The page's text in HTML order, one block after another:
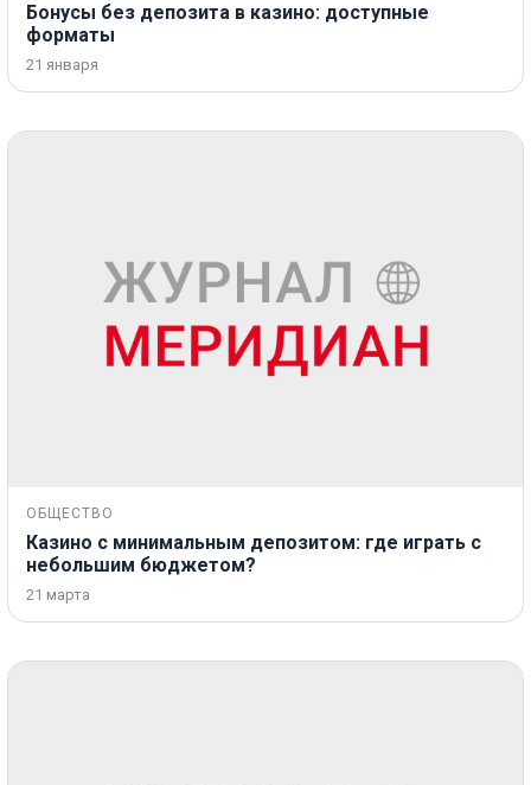
Бонусы без депозита в казино: доступные
форматы
21 января
ОБЩЕСТВО
Казино с минимальным депозитом: где играть с
небольшим бюджетом?
21 марта